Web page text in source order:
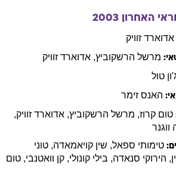
האחרון 2003
אדוארד זוויק
מרשל הרשקוביץ, אדוארד זוויק
טול
האנס זימר
טום קרוז, מרשל הרשקוביץ, אדוארד זוויק,
ווגנר
טימותי ספאל, שין קויאמאדה, טוני
, הירוקי סנאדה, בילי קונולי, קן וואטנבי, טום